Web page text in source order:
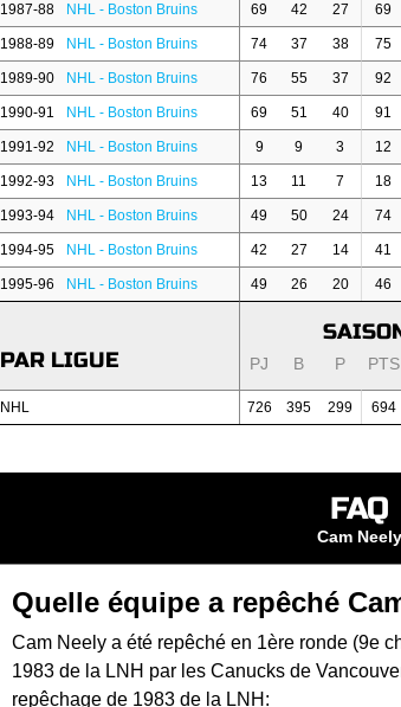
1987-88 NHL - Boston Bruins 69 42 27 69
1988-89 NHL - Boston Bruins 74 37 38 75
1989-90 NHL - Boston Bruins 76 55 37 92
1990-91 NHL - Boston Bruins 69 51 40 91
1991-92 NHL - Boston Bruins 9 9 3 12
1992-93 NHL - Boston Bruins 13 11 7 18
1993-94 NHL - Boston Bruins 49 50 24 74
1994-95 NHL - Boston Bruins 42 27 14 41
1995-96 NHL - Boston Bruins 49 26 20 46
PAR LIGUE PJ B P PTS
NHL 726 395 299 694
FAQ
Cam Neely
Quelle équipe a repêché
Cam Neely a été repêché en 1ère ronde (9e
1983 de la LNH par les Canucks de
repêchage de 1983 de la LNH: